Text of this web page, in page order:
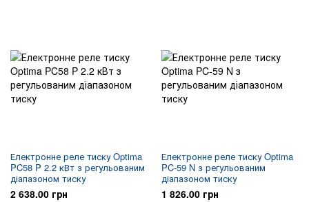
Електронне реле тиску Optima
PC58 P 2.2 кВт з регульованим
діапазоном тиску
2 638.00 грн
Електронне реле тиску Optima
PC-59 N з регульованим
діапазоном тиску
1 826.00 грн